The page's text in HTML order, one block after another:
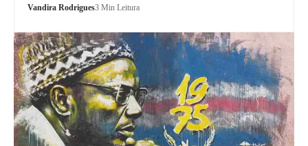
Vandira Rodrigues3 Min Leitura